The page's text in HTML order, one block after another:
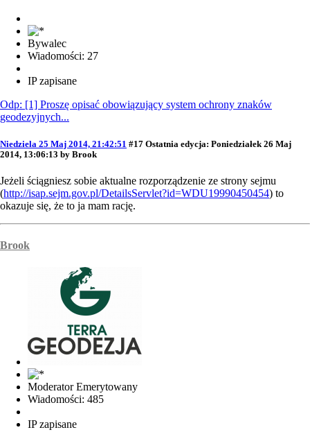
Bywalec
Wiadomości: 27
IP zapisane
Odp: [1] Proszę opisać obowiązujący system ochrony znaków
geodezyjnych...
Niedziela 25 Maj 2014, 21:42:51 #17 Ostatnia edycja: Poniedziałek 26 Maj
2014, 13:06:13 by Brook
Jeżeli ściągniesz sobie aktualne rozporządzenie ze strony sejmu
(http://isap.sejm.gov.pl/DetailsServlet?id=WDU19990450454) to
okazuje się, że to ja mam rację.
Brook
Moderator Emerytowany
Wiadomości: 485
IP zapisane